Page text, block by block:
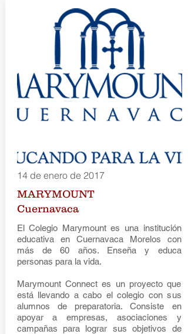
14 de enero de 2017
MARYMOUNT
Cuernavaca
El Colegio Marymount es una institución
educativa en Cuernavaca Morelos con
más de 60 años. Enseña y educa
personas para la vida.
Marymount Connect es un proyecto que
está llevando a cabo el colegio con sus
alumnos de preparatoria. Consiste en
apoyar a empresas, asociaciones y
campañas para lograr sus objetivos de